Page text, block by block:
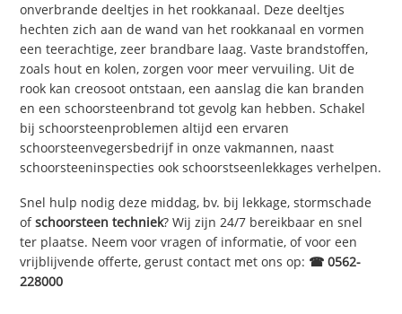
onverbrande deeltjes in het rookkanaal. Deze deeltjes
hechten zich aan de wand van het rookkanaal en vormen
een teerachtige, zeer brandbare laag. Vaste brandstoffen,
zoals hout en kolen, zorgen voor meer vervuiling. Uit de
rook kan creosoot ontstaan, een aanslag die kan branden
en een schoorsteenbrand tot gevolg kan hebben. Schakel
bij schoorsteenproblemen altijd een ervaren
schoorsteenvegersbedrijf in onze vakmannen, naast
schoorsteeninspecties ook schoorstseenlekkages verhelpen.
Snel hulp nodig deze middag, bv. bij lekkage, stormschade
ofschoorsteen techniek? Wij zijn 24/7 bereikbaar en snel
ter plaatse. Neem voor vragen of informatie, of voor een
vrijblijvende offerte, gerust contact met ons op: ☎ 0562-
228000